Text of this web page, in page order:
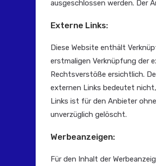
ausgeschlossen werden. Der
Externe Links:
Diese Website enthält
erstmaligen Verknüpfung der
Rechtsverstöße ersichtlich.
externen Links bedeutet
Links ist für den Anbieter
unverzüglich gelöscht.
Werbeanzeigen:
Für den Inhalt der